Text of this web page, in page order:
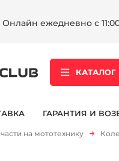
Онлайн ежедневно с
КАТАЛОГ
ГАРАНТИЯ И
на мототехнику